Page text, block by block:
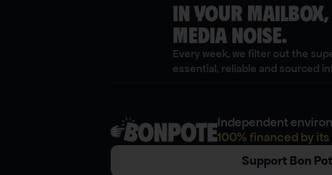
IN YOUR
MEDIA NOISE.
Every week, we filter out the
essential, reliable and sourced
Independent
100% financed by
Support Bon